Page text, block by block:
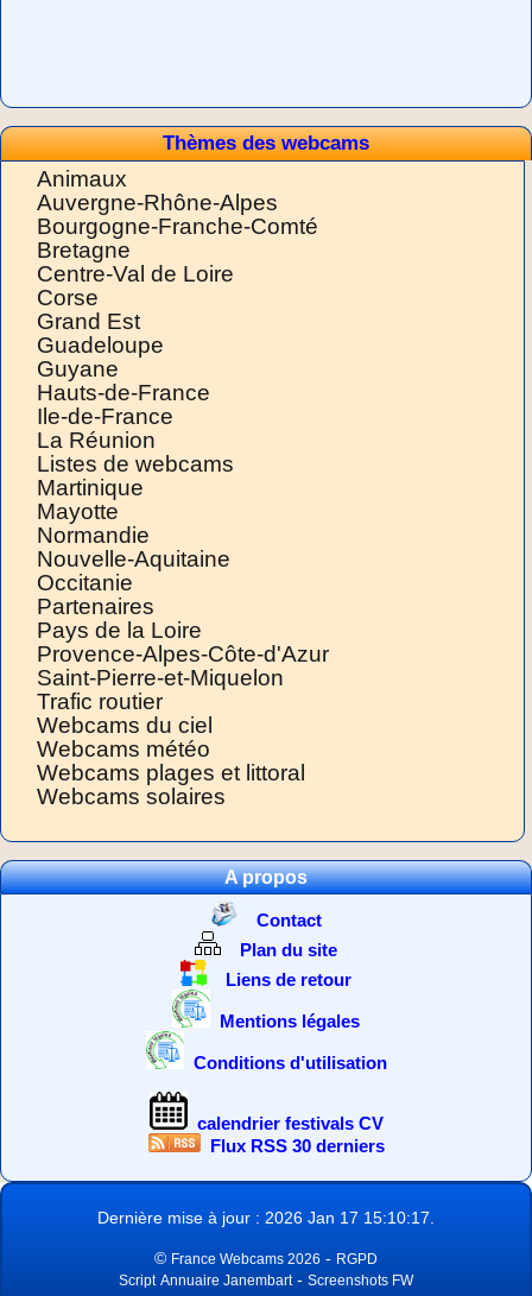
Thèmes des webcams
Animaux
Auvergne-Rhône-Alpes
Bourgogne-Franche-Comté
Bretagne
Centre-Val de Loire
Corse
Grand Est
Guadeloupe
Guyane
Hauts-de-France
Ile-de-France
La Réunion
Listes de webcams
Martinique
Mayotte
Normandie
Nouvelle-Aquitaine
Occitanie
Partenaires
Pays de la Loire
Provence-Alpes-Côte-d'Azur
Saint-Pierre-et-Miquelon
Trafic routier
Webcams du ciel
Webcams météo
Webcams plages et littoral
Webcams solaires
A propos
Contact
Plan du site
Liens de retour
Mentions légales
Conditions d'utilisation
calendrier festivals CV
Flux RSS 30 derniers
Dernière mise à jour : 2026 Jan 17 15:10:17.
© France Webcams 2026 - RGPD
Script Annuaire Janembart- Screenshots FW